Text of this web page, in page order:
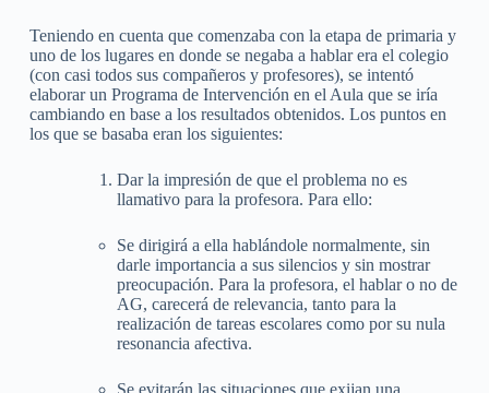
Teniendo en cuenta que comenzaba con la etapa de primaria y
uno de los lugares en donde se negaba a hablar era el colegio
(con casi todos sus compañeros y profesores), se intentó
elaborar un Programa de Intervención en el Aula que se iría
cambiando en base a los resultados obtenidos. Los puntos en
los que se basaba eran los siguientes:
Dar la impresión de que el problema no es
llamativo para la profesora. Para ello:
Se dirigirá a ella hablándole normalmente, sin
darle importancia a sus silencios y sin mostrar
preocupación. Para la profesora, el hablar o no de
AG, carecerá de relevancia, tanto para la
realización de tareas escolares como por su nula
resonancia afectiva.
Se evitarán las situaciones que exijan una